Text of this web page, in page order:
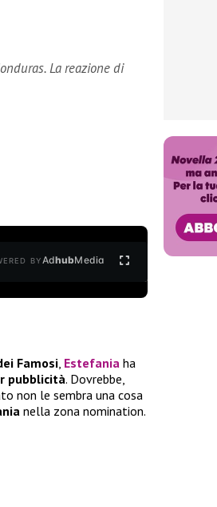
La reazione di
BYAdhubMedia
Famosi, Estefania ha
pubblicità. Dovrebbe,
non le sembra una cosa
nella zona nomination.